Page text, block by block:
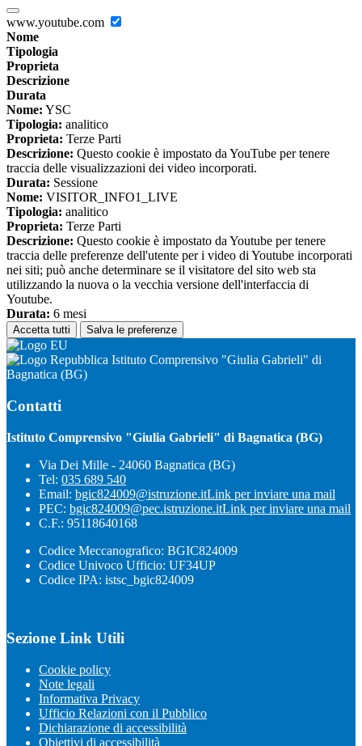
www.youtube.com
Nome
Tipologia
Proprieta
Descrizione
Durata
Nome: YSC
Tipologia: analitico
Proprieta: Terze Parti
Descrizione: Questo cookie è impostato da YouTube per tenere
traccia delle visualizzazioni dei video incorporati.
Durata: Sessione
Nome: VISITOR_INFO1_LIVE
Tipologia: analitico
Proprieta: Terze Parti
Descrizione: Questo cookie è impostato da Youtube per tenere
traccia delle preferenze dell'utente per i video di Youtube incorporati
nei siti; può anche determinare se il visitatore del sito web sta
utilizzando la nuova o la vecchia versione dell'interfaccia di
Youtube.
Durata: 6 mesi
Accetta tutti Salva le preferenze
Istituto Comprensivo "Giulia Gabrieli" di
Bagnatica (BG)
Contatti
Istituto Comprensivo "Giulia Gabrieli" di Bagnatica (BG)
Via Dei Mille - 24060 Bagnatica (BG)
Tel: 035 689 540
Email: bgic824009@istruzione.itLink per inviare una mail
PEC: bgic824009@pec.istruzione.itLink per inviare una mail
C.F.: 95118640168
Codice Meccanografico: BGIC824009
Codice Univoco Ufficio: UF34UP
Codice IPA: istsc_bgic824009
Sezione Link Utili
Cookie policy
Note legali
Informativa Privacy
Ufficio Relazioni con il Pubblico
Dichiarazione di accessibilità
Obiettivi di accessibilità